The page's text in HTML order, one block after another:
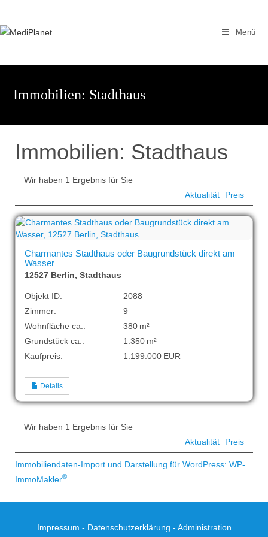
springen
Menü
Immobilien: Stadthaus
Immobilien: Stadthaus
Wir haben 1 Ergebnis für Sie
Aktualität
Preis
Charmantes Stadthaus oder Baugrundstück direkt am
Wasser
12527 Berlin, Stadthaus
Objekt ID:
2088
Zimmer:
9
Wohnfläche ca.:
380 m²
Grund­stück ca.:
1.350 m²
Kaufpreis:
1.199.000 EUR
Details
Wir haben 1 Ergebnis für Sie
Aktualität
Preis
Immobiliendaten-Import und Darstellung für WordPress: WP-
ImmoMakler®
Impressum - Datenschutzerklärung - Administration